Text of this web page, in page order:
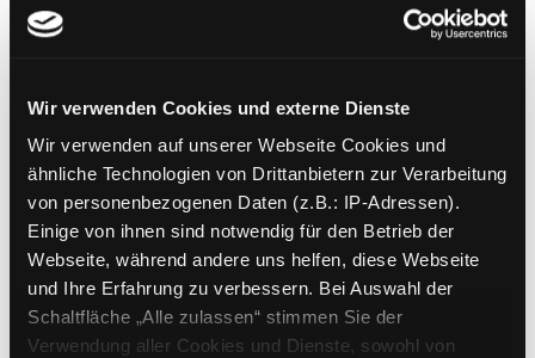
Wir verwenden Cookies und externe Dienste
Wir verwenden auf unserer Webseite Cookies und
ähnliche Technologien von Drittanbietern zur Verarbeitung
von personenbezogenen Daten (z.B.: IP-Adressen).
Einige von ihnen sind notwendig für den Betrieb der
Webseite, während andere uns helfen, diese Webseite
und Ihre Erfahrung zu verbessern. Bei Auswahl der
Schaltfläche „Alle zulassen“ stimmen Sie der
Verwendung aller Cookies und Dienste, sowohl von
Suche nach
Verlag:Hörbuch Hamburg
Voraussichtlich entliehen bis:
Exemplar-Details von Zu Besuch beim
Mediengruppe:Literatur CD
Zu Besuch beim Kinderarzt
Verfasser:Rübel, Doris
Suche nach
Jahr:
2009